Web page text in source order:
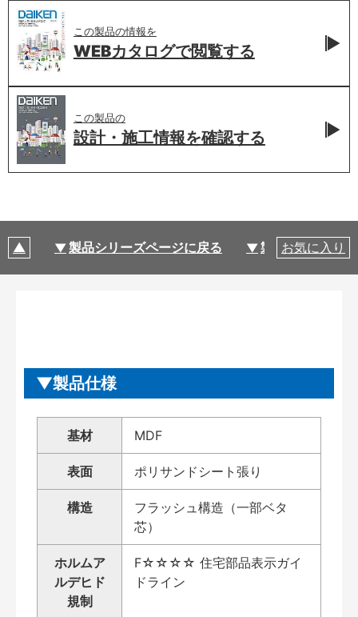
この製品の情報を
WEBカタログで閲覧する
この製品の
設計・施工情報を確認する
製品シリーズページに戻る 製品仕様
お気に入り
製品仕様
基材 MDF
表面 ポリサンドシート張り
構造
フラッシュ構造（一部ベタ
芯）
ホルムア
ルデヒド
規制
F☆☆☆☆ 住宅部品表示ガイ
ドライン